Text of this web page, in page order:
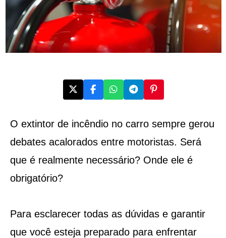
O extintor de incêndio no carro sempre gerou
debates acalorados entre motoristas. Será
que é realmente necessário? Onde ele é
obrigatório?
Para esclarecer todas as dúvidas e garantir
que você esteja preparado para enfrentar